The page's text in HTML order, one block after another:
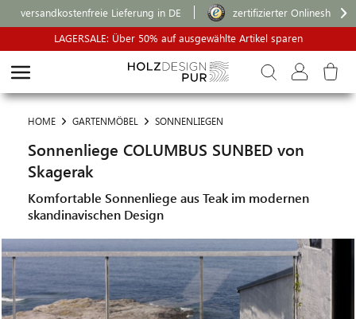
versandkostenfreie Lieferung in DE
zertifizierter Onlineshop
LAGERSALE: Über 50% auf ausgewählte Artikel sparen
HOME GARTENMÖBEL SONNENLIEGEN
Sonnenliege COLUMBUS SUNBED von
Skagerak
Komfortable Sonnenliege aus Teak im modernen
skandinavischen Design